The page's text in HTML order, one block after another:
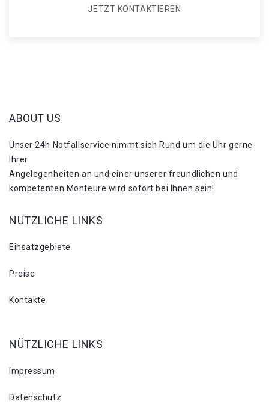
JETZT KONTAKTIEREN
ABOUT US
Unser 24h Notfallservice nimmt sich Rund um die Uhr gerne
Ihrer
Angelegenheiten an und einer unserer freundlichen und
kompetenten Monteure wird sofort bei Ihnen sein!
NÜTZLICHE LINKS
Einsatzgebiete
Preise
Kontakte
NÜTZLICHE LINKS
Impressum
Datenschutz